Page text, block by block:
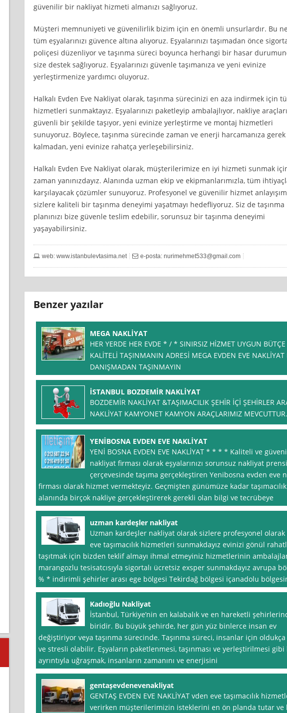
güvenilir bir nakliyat hizmeti almanızı sağlıyoruz.
Müşteri memnuniyeti ve güvenilirlik bizim için en önemli unsurlardır. Bu
tüm eşyalarınızı güvence altına alıyoruz. Eşyalarınızı taşımadan önce
poliçesi düzenliyor ve taşınma süreci boyunca herhangi bir hasar
size destek sağlıyoruz. Eşyalarınızı güvenle taşımanıza ve yeni evinize
yerleştirmenize yardımcı oluyoruz.
Halkalı Evden Eve Nakliyat olarak, taşınma sürecinizi en aza indirmek için
hizmetleri sunmaktayız. Eşyalarınızı paketleyip ambalajlıyor, nakliye
güvenli bir şekilde taşıyor, yeni evinize yerleştirme ve montaj hizmetleri
sunuyoruz. Böylece, taşınma sürecinde zaman ve enerji harcamanıza gerek
kalmadan, yeni evinize rahatça yerleşebilirsiniz.
Halkalı Evden Eve Nakliyat olarak, müşterilerimize en iyi hizmeti sunmak
zaman yanınızdayız. Alanında uzman ekip ve ekipmanlarımızla, tüm
karşılayacak çözümler sunuyoruz. Profesyonel ve güvenilir hizmet
sizlere kaliteli bir taşınma deneyimi yaşatmayı hedefliyoruz. Siz de taşınma
planınızı bize güvenle teslim edebilir, sorunsuz bir taşınma deneyimi
yaşayabilirsiniz.
web: www.istanbulevtasima.net e-posta: nurimehmet533@gmail.com
Benzer yazılar
MEGA NAKLİYAT
HER YERDE HER EVDE * / * SINIRSIZ HİZMET UYGUN BÜTÇE
KALİTELİ TAŞINMANIN ADRESİ MEGA EVDEN EVE NAKLİYAT
DANIŞMADAN TAŞINMAYIN
İSTANBUL BOZDEMİR NAKLİYAT
BOZDEMİR NAKLİYAT &TAŞIMACILIK ŞEHİR İÇİ ŞEHİRLER
NAKLİYAT KAMYONET KAMYON ARAÇLARIMIZ MEVCUTTUR.
YENİBOSNA EVDEN EVE NAKLİYAT
YENİ BOSNA EVDEN EVE NAKLİYAT * * * * Kaliteli ve
nakliyat firması olarak eşyalarınızı sorunsuz nakliyat
çerçevesinde taşıma gerçekleştiren Yenibosna evden eve
firması olarak hizmet vermekteyiz. Geçmişten günümüze kadar taşımacılık
alanında birçok nakliye gerçekleştirerek gerekli olan bilgi ve tecrübeye
uzman kardeşler nakliyat
Uzman kardeşler nakliyat olarak sizlere profesyonel olarak
eve taşımacılık hizmetleri sunmakdayız evinizi gönül
taşıtmak için bizden teklif almayı ihmal etmeyiniz hizmetlerinin
marangozlu tesisatcısıyla sigortalı ücretsiz exsper sunmakdayız avrupa
% * indirimli şehirler arası ege bölgesi Tekirdağ bölgesi içanadolu
Kadıoğlu Nakliyat
İstanbul, Türkiye’nin en kalabalık ve en hareketli
biridir. Bu büyük şehirde, her gün yüz binlerce insan ev
değiştiriyor veya taşınma sürecinde. Taşınma süreci, insanlar için
ve stresli olabilir. Eşyaların paketlenmesi, taşınması ve yerleştirilmesi gibi
ayrıntıyla uğraşmak, insanların zamanını ve enerjisini
gentaşevdenevenakliyat
GENTAŞ EVDEN EVE NAKLİYAT vden eve taşımacılık
verirken müşterilerimizin isteklerini en ön planda tutar ve